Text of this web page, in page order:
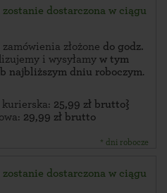
zostanie dostarczona w ciągu
zamówienia złożone do godz.
i wysyłamy w tym
najbliższym dniu roboczym.
kurierska: 25,99 zł brutto}
29,99 zł brutto
* dni robocze
zostanie dostarczona w ciągu